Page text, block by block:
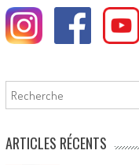
Rechercher
ARTICLES RÉCENTS